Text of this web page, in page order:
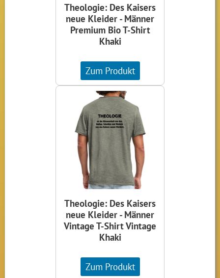
Theologie: Des Kaisers
neue Kleider - Männer
Premium Bio T-Shirt
Khaki
Zum Produkt
Theologie: Des Kaisers
neue Kleider - Männer
Vintage T-Shirt Vintage
Khaki
Zum Produkt